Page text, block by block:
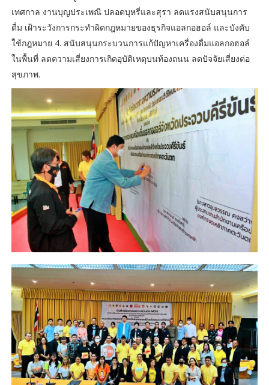
เทศกาล งานบุญประเพณี ปลอดบุหรี่และสุรา ลดแรงสนับสนุนการ
ดื่ม เฝ้าระวังการกระทำผิดกฎหมายของธุรกิจแอลกอฮอล์ และบังคับ
ใช้กฎหมาย 4. สนับสนุนกระบวนการแก้ปัญหาเครื่องดื่มแอลกอฮอล์
ในพื้นที่ ลดความเสี่ยงการเกิดอุบัติเหตุบนท้องถนน ลดปัจจัยเสี่ยงต่อ
สุขภาพ.